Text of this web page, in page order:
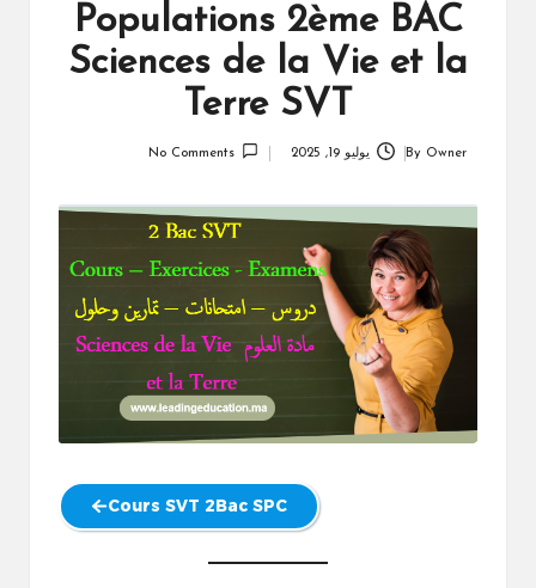
Populations 2ème BAC
Sciences de la Vie et la
Terre SVT
By Owner يوليو 19, 2025 No Comments
Cours SVT 2Bac SPC